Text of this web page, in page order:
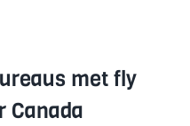
met fly
Canada